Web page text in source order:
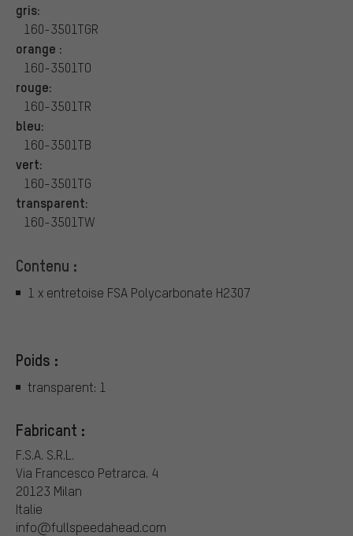
gris:
160-3501TGR
orange :
160-3501TO
rouge:
160-3501TR
bleu:
160-3501TB
vert:
160-3501TG
transparent:
160-3501TW
Contenu :
1 x entretoise FSA Polycarbonate H2307
Poids :
transparent: 1
Fabricant :
F.S.A. S.R.L.
Via Francesco Petrarca. 4
20123 Milan
Italie
info@fullspeedahead.com